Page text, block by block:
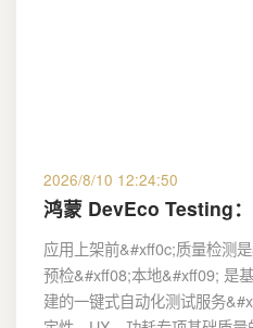
2026/8/10 12:24:50
鸿蒙 DevEco Testing：
应用上架前&#xff0c;质量检测
预检&#xff08;本地&#xff09; 是
建的一键式自动化测试服务